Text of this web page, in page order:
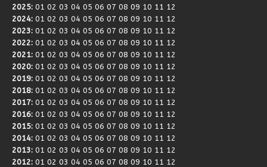
2025: 01 02 03 04 05 06 07 08 09 10 11 12
2024: 01 02 03 04 05 06 07 08 09 10 11 12
2023: 01 02 03 04 05 06 07 08 09 10 11 12
2022: 01 02 03 04 05 06 07 08 09 10 11 12
2021: 01 02 03 04 05 06 07 08 09 10 11 12
2020: 01 02 03 04 05 06 07 08 09 10 11 12
2019: 01 02 03 04 05 06 07 08 09 10 11 12
2018: 01 02 03 04 05 06 07 08 09 10 11 12
2017: 01 02 03 04 05 06 07 08 09 10 11 12
2016: 01 02 03 04 05 06 07 08 09 10 11 12
2015: 01 02 03 04 05 06 07 08 09 10 11 12
2014: 01 02 03 04 05 06 07 08 09 10 11 12
2013: 01 02 03 04 05 06 07 08 09 10 11 12
2012: 01 02 03 04 05 06 07 08 09 10 11 12